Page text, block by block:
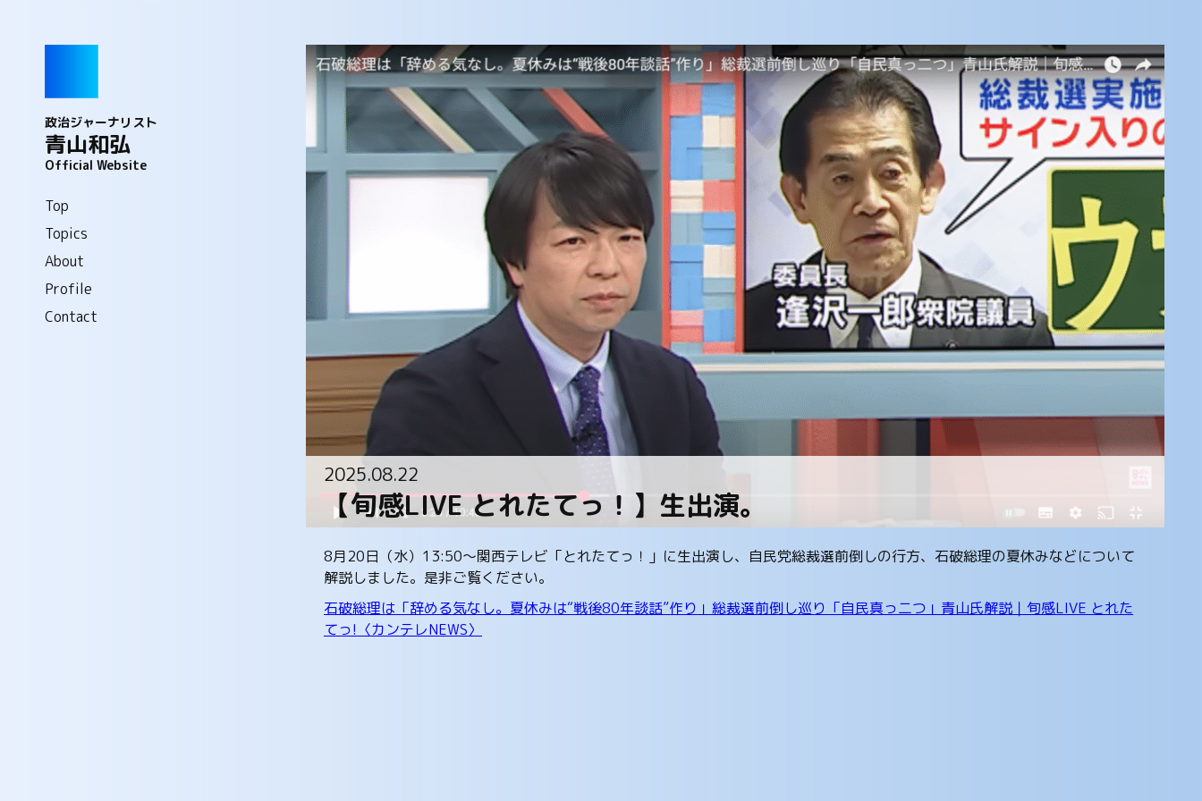
政治ジャーナリスト
青山和弘
Official Website
Top
Topics
About
Profile
Contact
2025.08.22
【旬感LIVE とれたてっ！】生出演。
8月20日（水）13:50～関西テレビ「とれたてっ！」に生出演し、自民党総裁選前倒しの行方、石破総理の夏休みなどについて
解説しました。是非ご覧ください。
石破総理は「辞める気なし。夏休みは“戦後80年談話”作り」総裁選前倒し巡り「自民真っ二つ」青山氏解説｜旬感LIVE とれた
てっ!〈カンテレNEWS〉